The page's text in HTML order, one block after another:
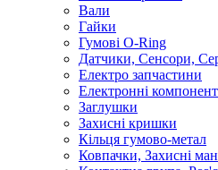
Вали
Гайки
Гумові O-Ring
Датчики, Сенсори,
Електро запчастини
Електронні
Заглушки
Захисні кришки
Кільця гумово-метал
Ковпачки, Захисні